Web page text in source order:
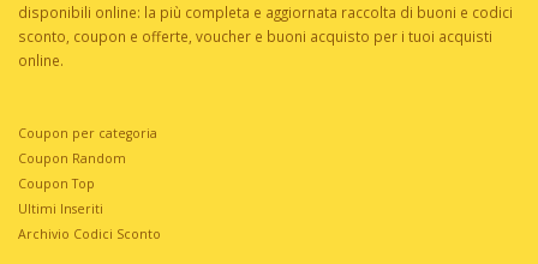
disponibili online: la più completa e aggiornata raccolta di buoni e codici
sconto, coupon e offerte, voucher e buoni acquisto per i tuoi acquisti
online.
Coupon per categoria
Coupon Random
Coupon Top
Ultimi Inseriti
Archivio Codici Sconto